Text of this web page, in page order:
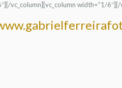
vc_column][vc_column width=”1/